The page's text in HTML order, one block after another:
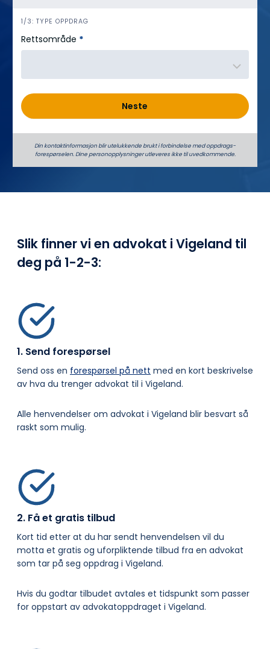
h
e
r
1/3: TYPE OPPDRAG
Rettsområde *
Neste
Din kontaktinformasjon blir utelukkende brukt i forbindelse med oppdrags­
forespørselen. Dine person­­opplysninger utleveres ikke til uvedkommende.
Slik finner vi en advokat i Vigeland til
deg på 1-2-3:
1. Send forespørsel
Send oss en forespørsel på nett med en kort beskrivelse
av hva du trenger advokat til i Vigeland.
Alle henvendelser om advokat i Vigeland blir besvart så
raskt som mulig.
2. Få et gratis tilbud
Kort tid etter at du har sendt henvendelsen vil du
motta et gratis og uforpliktende tilbud fra en advokat
som tar på seg oppdrag i Vigeland.
Hvis du godtar tilbudet avtales et tidspunkt som passer
for oppstart av advokatoppdraget i Vigeland.